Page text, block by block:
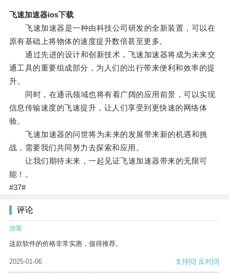
飞速加速器ios下载
飞速加速器是一种由科技公司研发的全新装置，可以在
原有基础上将物体的速度提升数倍甚至更多。
通过先进的设计和创新技术，飞速加速器将成为未来交
通工具的重要组成部分，为人们的出行带来便利和效率的提
升。
同时，在通讯领域也将有着广阔的应用前景，可以实现
信息传输速度的飞速提升，让人们享受到更快速的网络体
验。
飞速加速器的问世将为未来的发展带来新的机遇和挑
战，需要我们共同努力去探索和应用。
让我们期待未来，一起见证飞速加速器带来的无限可
能！。
#37#
评论
游客
这款软件的价格非常实惠，值得推荐。
2025-01-06 支持[0] 反对[0]